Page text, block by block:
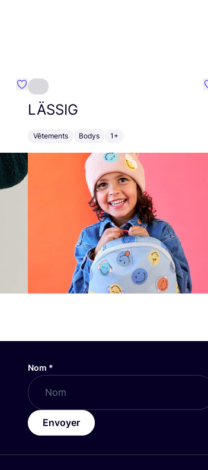
Préféré {nom}
LÄSSIG
Vêtements Bodys 1+
Nom *
Envoyer